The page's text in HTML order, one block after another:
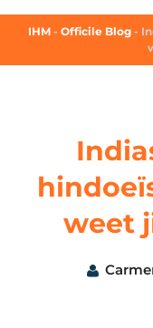
IHM - Officile Blog -
weet